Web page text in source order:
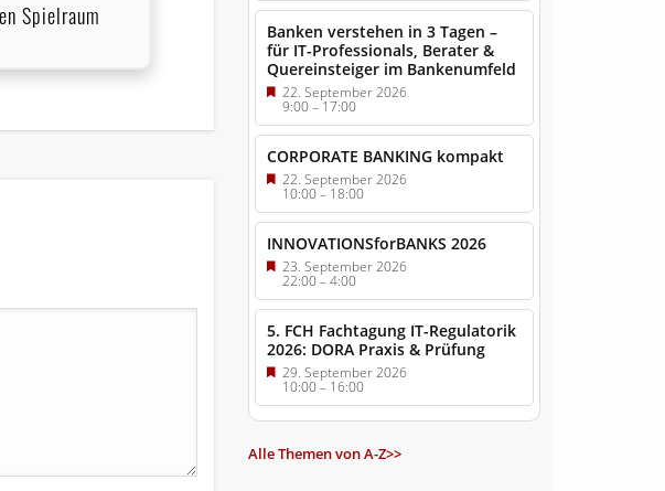
Spielraum
Banken verstehen in 3 Tagen –
für IT-Professionals, Berater &
Quereinsteiger im Bankenumfeld
22. September 2026
9:00– 17:00
CORPORATE BANKING kompakt
22. September 2026
10:00– 18:00
INNOVATIONSforBANKS 2026
23. September 2026
22:00–4:00
5. FCH Fachtagung IT-Regulatorik
2026: DORA Praxis & Prüfung
29. September 2026
10:00– 16:00
Alle Themen von A-Z>>